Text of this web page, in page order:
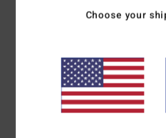
L'alliance parfaite entre
léger et rapide à sécher
Longueur : longueur 19''
Coupe : Performance fit,
le nombre de coutures et
Choose your